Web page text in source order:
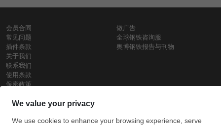
会员合同
常见问题
插件条款
关于我们
联系我们
使用条款
保密政策
做广告
全球钢铁咨询服
奥博钢铁报告与刊物
铁价格